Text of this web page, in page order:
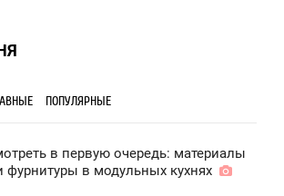
ПОПУЛЯРНЫЕ
в первую очередь: материалы
фурнитуры в модульных кухнях